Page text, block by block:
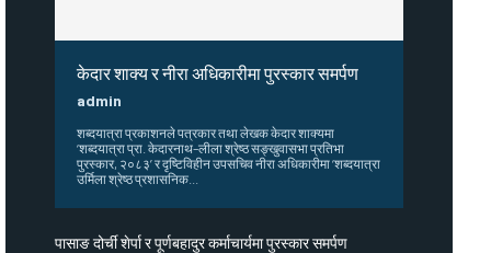
केदार शाक्य र नीरा अधिकारीमा पुरस्कार समर्पण
admin
शब्दयात्रा प्रकाशनले पत्रकार तथा लेखक केदार शाक्यमा
‘शब्दयात्रा प्रा. केदारनाथ–लीला श्रेष्ठ सङ्खुवासभा प्रतिभा
पुरस्कार, २०८३’ र दृष्टिविहीन उपसचिव नीरा अधिकारीमा ‘शब्दयात्रा
उर्मिला श्रेष्ठ प्रशासनिक...
पासाङ दोर्ची शेर्पा र पूर्णबहादुर कर्माचार्यमा पुरस्कार समर्पण